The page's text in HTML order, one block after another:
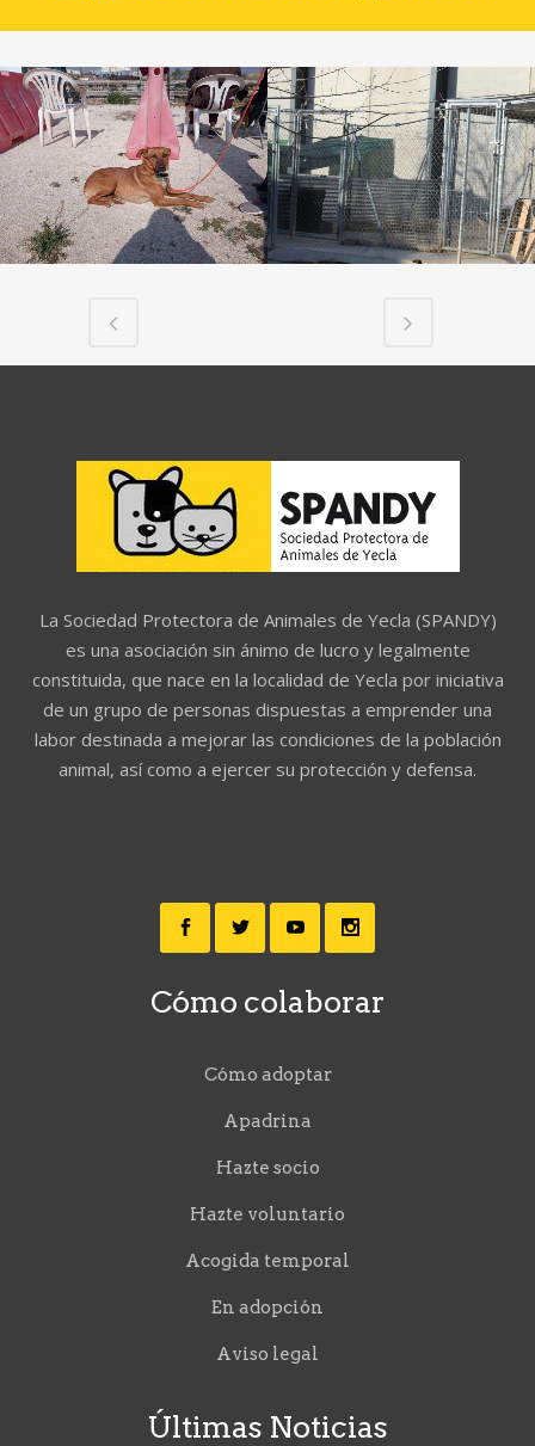
La Sociedad Protectora de Animales de Yecla (SPANDY)
es una asociación sin ánimo de lucro y legalmente
constituida, que nace en la localidad de Yecla por iniciativa
de un grupo de personas dispuestas a emprender una
labor destinada a mejorar las condiciones de la población
animal, así como a ejercer su protección y defensa.
Cómo colaborar
Cómo adoptar
Apadrina
Hazte socio
Hazte voluntario
Acogida temporal
En adopción
Aviso legal
Últimas Noticias